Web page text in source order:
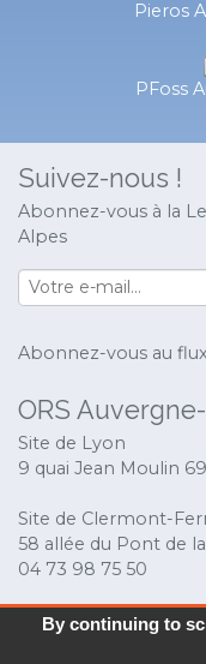
Pieros
PFoss
Suivez-nous !
Abonnez-vous à la
Alpes
Abonnez-vous au
ORS
Site de Lyon
9 quai Jean Moulin
Site de Clermont-
58 allée du Pont de
04 73 98 75 50
© Copyright 2017
By continuing to